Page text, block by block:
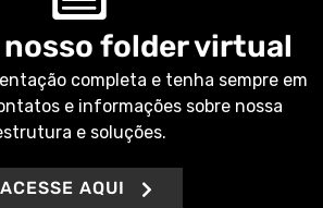
nosso folder virtual
completa e tenha sempre em
e informações sobre nossa
e soluções.
ACESSE AQUI